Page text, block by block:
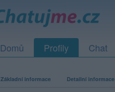
Domů Profily Chat
Základní informace Detailní informace